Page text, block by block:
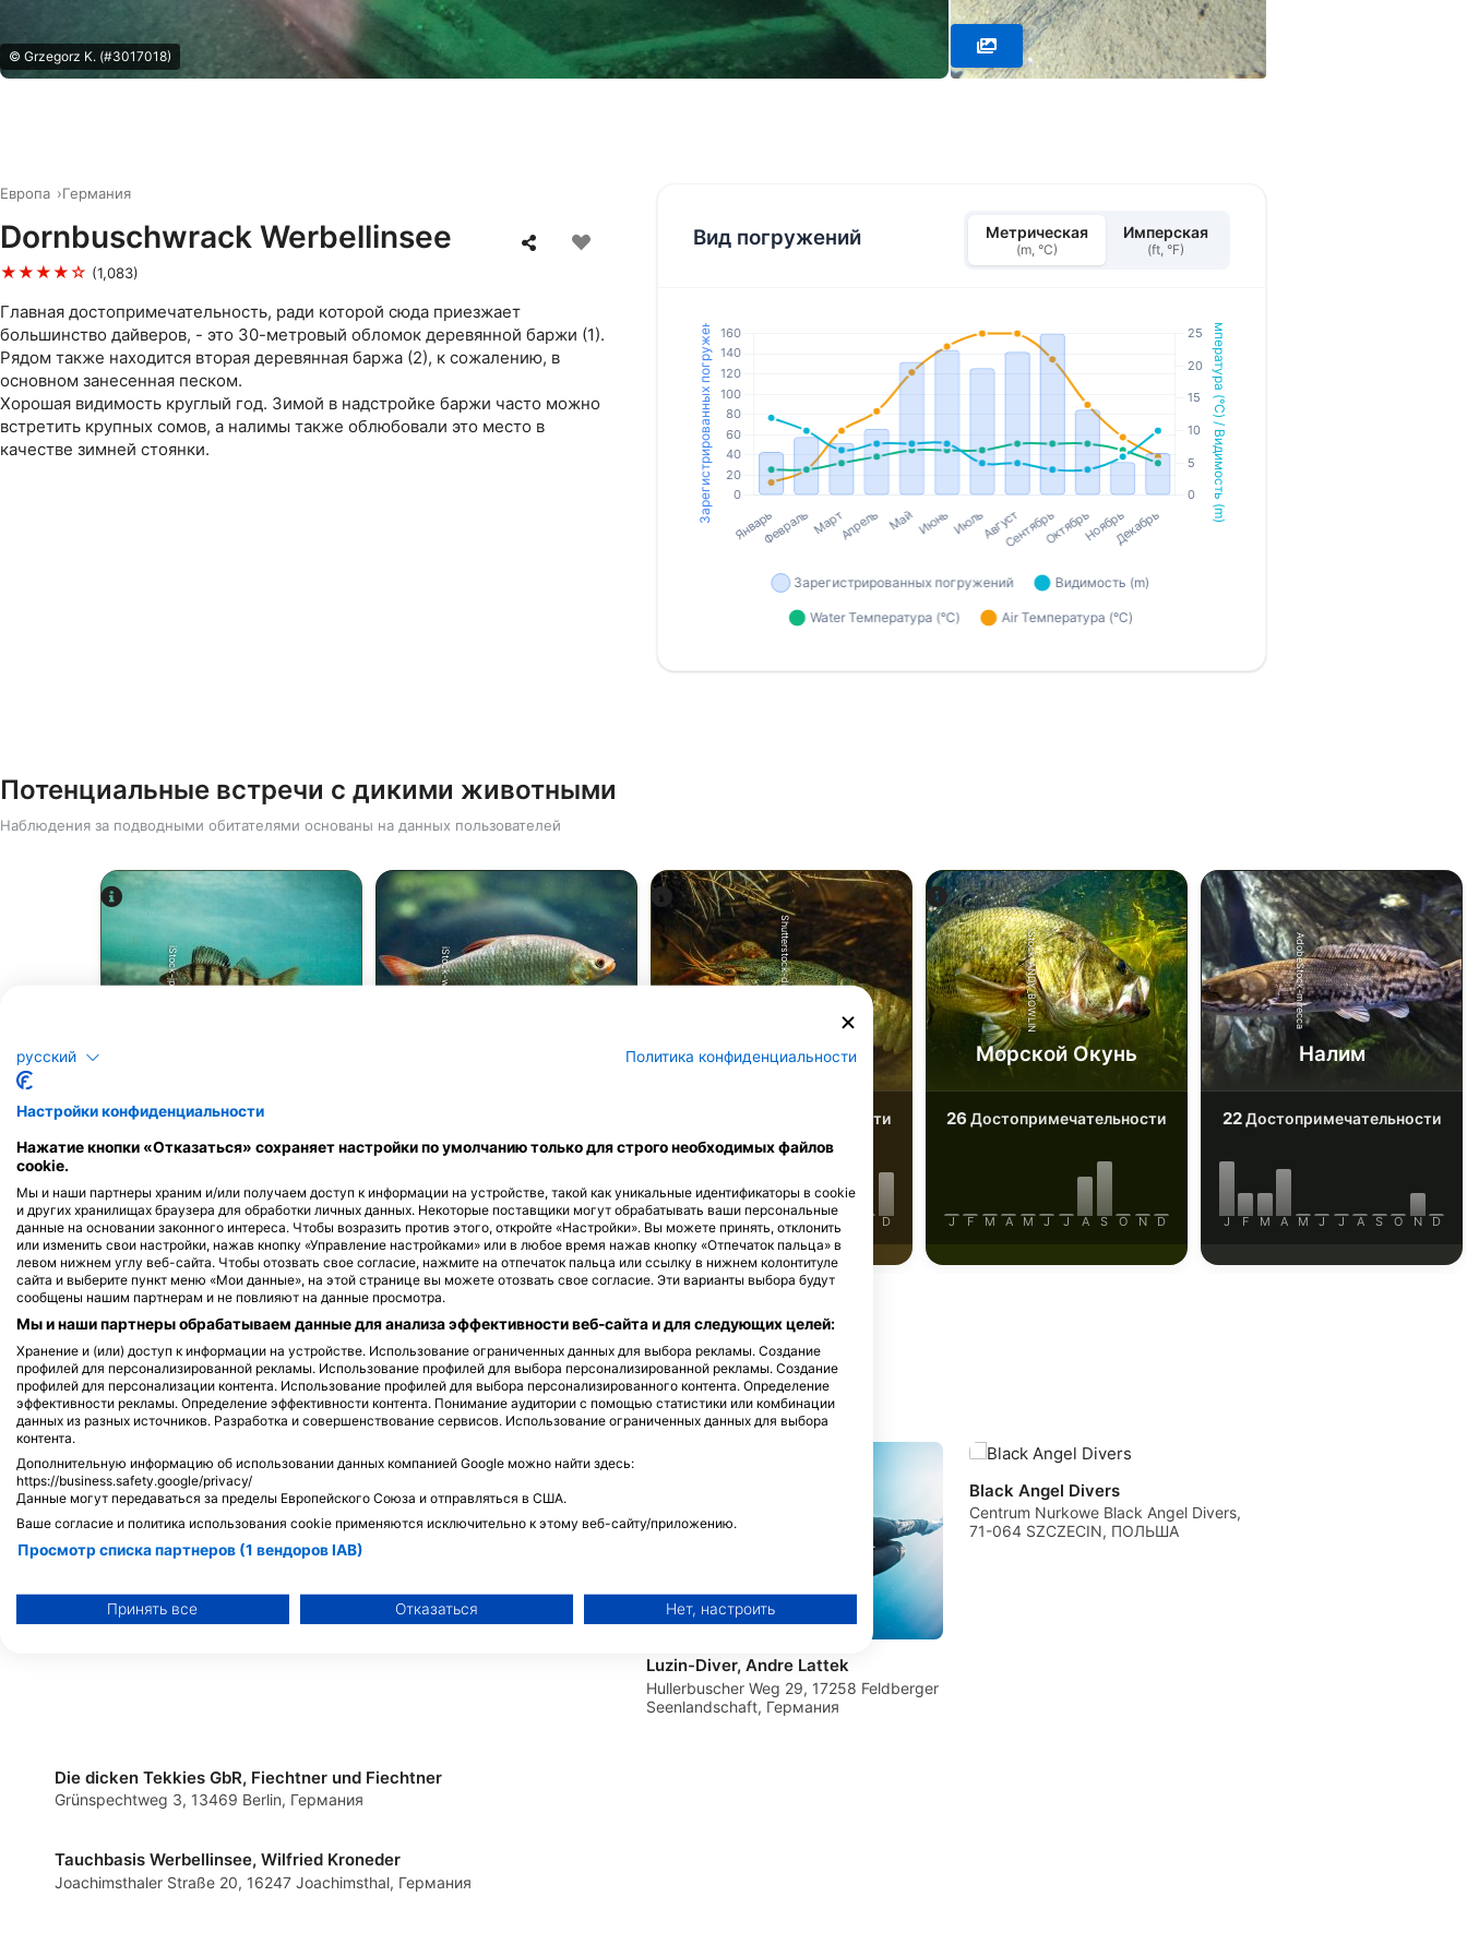
© Grzegorz K. (#3017018)
Европа Германия
Dornbuschwrack Werbellinsee
★★★★☆ (1,083)
Главная достопримечательность, ради которой сюда приезжает
большинство дайверов, - это 30-метровый обломок деревянной баржи (1).
Рядом также находится вторая деревянная баржа (2), к сожалению, в
основном занесенная песком.
Хорошая видимость круглый год. Зимой в надстройке баржи часто можно
встретить крупных сомов, а налимы также облюбовали это место в
качестве зимней стоянки.
Вид погружений Метрическая
(m, °C)
Имперская
(ft, °F)
Потенциальные встречи с дикими животными
Наблюдения за подводными обитателями основаны на данных пользователей
iStock-jpa1999
337
Достопримечательности
J F M A M J J A S O N D
iStock-wrangel
F M A M J J A O N D
Shutterstock-dushkovladimir
Рак речной
Достопримечательности
J F M A M J A S D
iStock-ANDY_BOWLIN
Морской Окунь
26 Достопримечательности
J F M A M J J A S O N D
AdobeStock-mirecca
Налим
22Достопримечательности
J F M A M J J A S O N D
Дайв-центры, обслуживающие этот дайв-сайт
ScubaholiX-Tauchschule und
Tauchreisen
Winterleitenstr. 9, 92690 Pressath,
Diveteam Uetze, Hans-Heinrich
Müller
Gifhorner Str. 32, 31311 Uetze, Германия
Luzin-Diver, Andre Lattek
Hullerbuscher Weg 29, 17258 Feldberger
Seenlandschaft, Германия
Black Angel Divers
Centrum Nurkowe Black Angel Divers,
71-064 SZCZECIN, ПОЛЬША
Die dicken Tekkies GbR, Fiechtner und Fiechtner
Grünspechtweg 3, 13469 Berlin, Германия
Tauchbasis Werbellinsee, Wilfried Kroneder
Joachimsthaler Straße 20, 16247 Joachimsthal, Германия
русский Политика конфиденциальности
Настройки конфиденциальности
Нажатие кнопки «Отказаться» сохраняет настройки по умолчанию только для строго необходимых файлов
cookie.
Мы и наши партнеры храним и/или получаем доступ к информации на устройстве, такой как уникальные идентификаторы в cookie
и других хранилищах браузера для обработки личных данных. Некоторые поставщики могут обрабатывать ваши персональные
данные на основании законного интереса. Чтобы возразить против этого, откройте «Настройки». Вы можете принять, отклонить
или изменить свои настройки, нажав кнопку «Управление настройками» или в любое время нажав кнопку «Отпечаток пальца» в
левом нижнем углу веб-сайта. Чтобы отозвать свое согласие, нажмите на отпечаток пальца или ссылку в нижнем колонтитуле
сайта и выберите пункт меню «Мои данные», на этой странице вы можете отозвать свое согласие. Эти варианты выбора будут
сообщены нашим партнерам и не повлияют на данные просмотра.
Мы и наши партнеры обрабатываем данные для анализа эффективности веб-сайта и для следующих целей:
Хранение и (или) доступ к информации на устройстве. Использование ограниченных данных для выбора рекламы. Создание
профилей для персонализированной рекламы. Использование профилей для выбора персонализированной рекламы. Создание
профилей для персонализации контента. Использование профилей для выбора персонализированного контента. Определение
эффективности рекламы. Определение эффективности контента. Понимание аудитории с помощью статистики или комбинации
данных из разных источников. Разработка и совершенствование сервисов. Использование ограниченных данных для выбора
контента.
Дополнительную информацию об использовании данных компанией Google можно найти здесь:
https://business.safety.google/privacy/
Данные могут передаваться за пределы Европейского Союза и отправляться в США.
Ваше согласие и политика использования cookie применяются исключительно к этому веб-сайту/приложению.
Просмотр списка партнеров (1 вендоров IAB)
Цели обработки ОВД:
Использование профилей для выбора персонализированной рекламы
Использование профилей для выбора персонализированного контента
Принять все Отказаться Нет, настроить